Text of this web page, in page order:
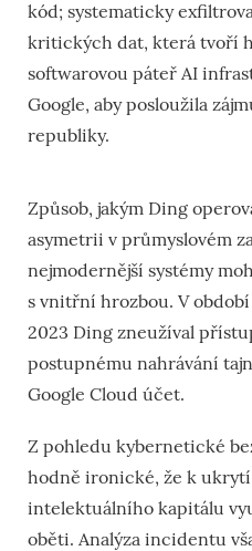
kód; systematicky
kritických dat, která tvoří
softwarovou páteř AI
Google, aby posloužila
republiky.
Způsob, jakým Ding
asymetrii v průmyslovém
nejmodernější systémy
s vnitřní hrozbou. V
2023 Ding zneužíval
postupnému nahrávání
Google Cloud účet.
Z pohledu kybernetické
hodně ironické, že k
intelektuálního kapitálu
oběti. Analýza incidentu